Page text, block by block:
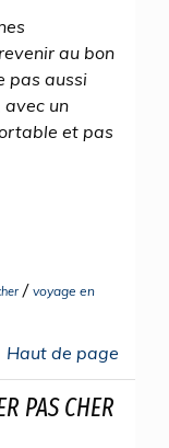
au bon
pas aussi
un
et pas
/ voyage en
Haut de page
PAS CHER